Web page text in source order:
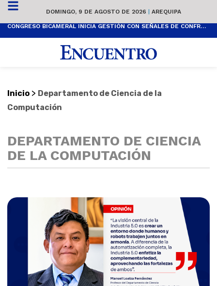
DOMINGO, 9 DE AGOSTO DE 2026 | AREQUIPA
CONGRESO BICAMERAL INICIA GESTIÓN CON SEÑALES DE CONFRONTACIÓN
Inicio > Departamento de Ciencia de la
Computación
DEPARTAMENTO DE CIENCIA
DE LA COMPUTACIÓN